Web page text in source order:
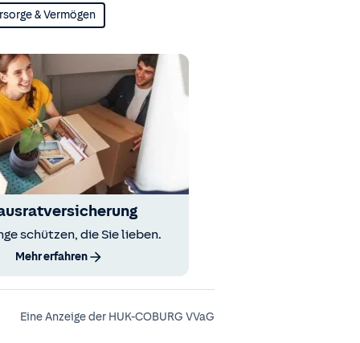
& Vermögen
schützen, die Sie lieben.
Mehr erfahren
Eine Anzeige der HUK-COBURG VVaG